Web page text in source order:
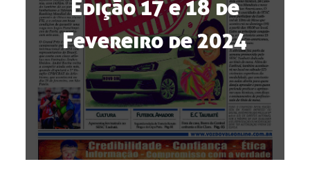
Edição 17 e 18 de
Fevereiro de 2024